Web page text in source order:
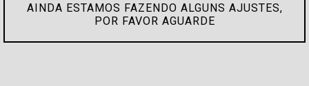
AINDA ESTAMOS FAZENDO ALGUNS AJUSTES,
POR FAVOR AGUARDE